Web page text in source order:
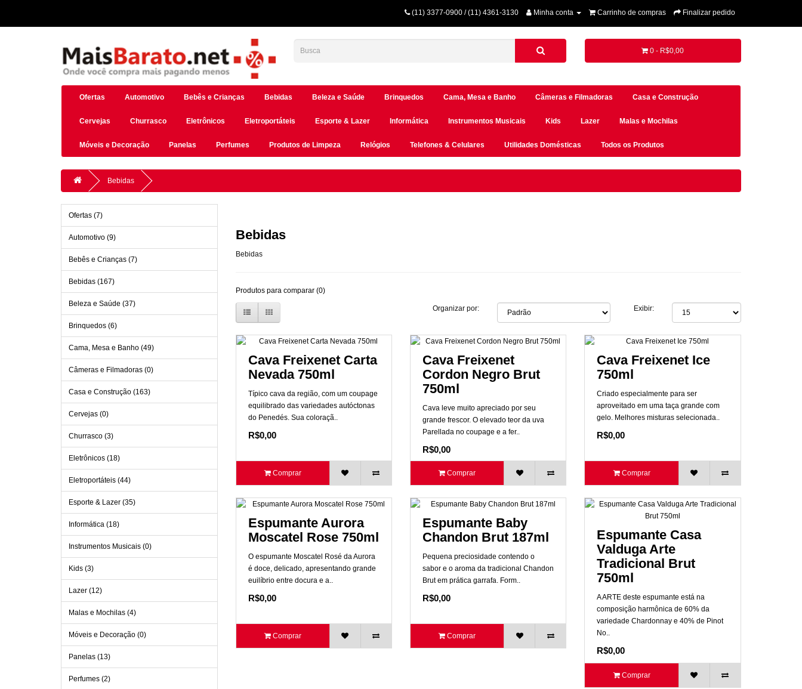
(11) 3377-0900 / (11) 4361-3130 Minha conta Carrinho de compras Finalizar pedido
0 - R$0,00
Ofertas Automotivo Bebês e Crianças Bebidas Beleza e Saúde Brinquedos Cama, Mesa e Banho Câmeras e Filmadoras Casa e Construção
Cervejas Churrasco Eletrônicos Eletroportáteis Esporte & Lazer Informática Instrumentos Musicais Kids Lazer Malas e Mochilas
Móveis e Decoração Panelas Perfumes Produtos de Limpeza Relógios Telefones & Celulares Utilidades Domésticas Todos os Produtos
Bebidas
Ofertas (7)
Automotivo (9)
Bebês e Crianças (7)
Bebidas (167)
Beleza e Saúde (37)
Brinquedos (6)
Cama, Mesa e Banho (49)
Câmeras e Filmadoras (0)
Casa e Construção (163)
Cervejas (0)
Churrasco (3)
Eletrônicos (18)
Eletroportáteis (44)
Esporte & Lazer (35)
Informática (18)
Instrumentos Musicais (0)
Kids (3)
Lazer (12)
Malas e Mochilas (4)
Móveis e Decoração (0)
Panelas (13)
Perfumes (2)
Bebidas
Bebidas
Produtos para comparar (0)
Organizar por: Exibir:
Cava Freixenet Carta
Nevada 750ml
Típico cava da região, com um coupage
equilibrado das variedades autóctonas
do Penedés. Sua coloraçã..
R$0,00
Comprar
Cava Freixenet
Cordon Negro Brut
750ml
Cava leve muito apreciado por seu
grande frescor. O elevado teor da uva
Parellada no coupage e a fer..
R$0,00
Comprar
Cava Freixenet Ice
750ml
Criado especialmente para ser
aproveitado em uma taça grande com
gelo. Melhores misturas selecionada..
R$0,00
Comprar
Espumante Aurora
Moscatel Rose 750ml
O espumante Moscatel Rosé da Aurora
é doce, delicado, apresentando grande
euilíbrio entre docura e a..
R$0,00
Comprar
Espumante Baby
Chandon Brut 187ml
Pequena preciosidade contendo o
sabor e o aroma da tradicional Chandon
Brut em prática garrafa. Form..
R$0,00
Comprar
Espumante Casa
Valduga Arte
Tradicional Brut
750ml
A ARTE deste espumante está na
composição harmônica de 60% da
variedade Chardonnay e 40% de Pinot
No..
R$0,00
Comprar